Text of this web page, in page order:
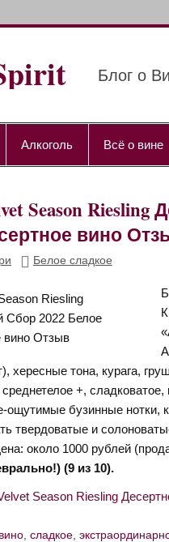
Блог о
Алкоголь Всё о вине
Season
вино
Белое сладкое
хересные тона, курага,
+,
ощутимые бузинные нотки,
твердоватые и
около 1000 рублей
(9 из 10).
вино ,сладкое ,